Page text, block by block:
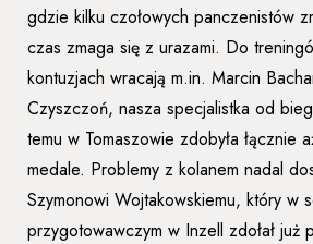
gdzie kilku czołowych panczenistów
czas zmaga się z urazami. Do
kontuzjach wracają m.in. Marcin
Czyszczoń, nasza specjalistka od
temu w Tomaszowie zdobyła łącznie
medale. Problemy z kolanem nadal
Szymonowi Wojtakowskiemu, który w
przygotowawczym w Inzell zdołał już